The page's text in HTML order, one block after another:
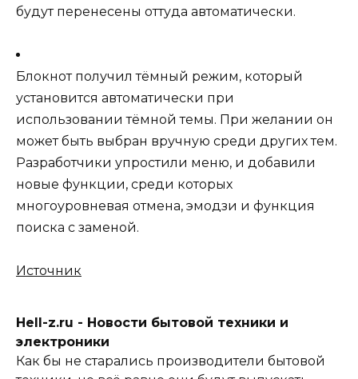
будут перенесены оттуда автоматически.
Блокнот получил тёмный режим, который
установится автоматически при
использовании тёмной темы. При желании он
может быть выбран вручную среди других тем.
Разработчики упростили меню, и добавили
новые функции, среди которых
многоуровневая отмена, эмодзи и функция
поиска с заменой.
Источник
Hell-z.ru - Новости бытовой техники и
электроники
Как бы не старались производители бытовой